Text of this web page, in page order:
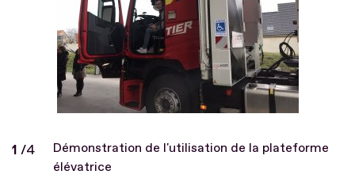
Démonstration de l'utilisation de la plateforme
élévatrice
Diapo
1 /sur
4